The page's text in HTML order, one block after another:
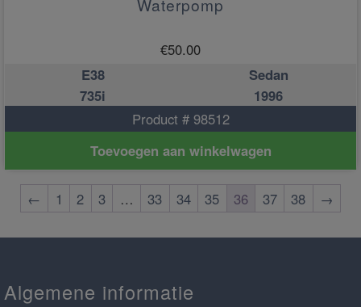
Waterpomp
€50.00
E38
Sedan
735i
1996
Product # 98512
Toevoegen aan winkelwagen
← 1 2 3 … 33 34 35 36 37 38 →
Algemene informatie